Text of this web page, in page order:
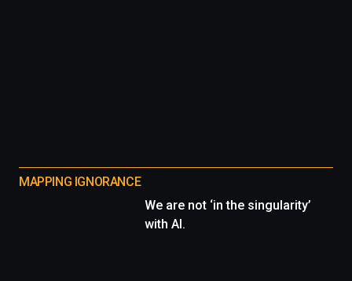
MAPPING IGNORANCE
We are not ‘in the singularity’
with AI.